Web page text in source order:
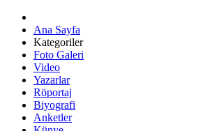
Ana Sayfa
Kategoriler
Foto Galeri
Video
Yazarlar
Röportaj
Biyografi
Anketler